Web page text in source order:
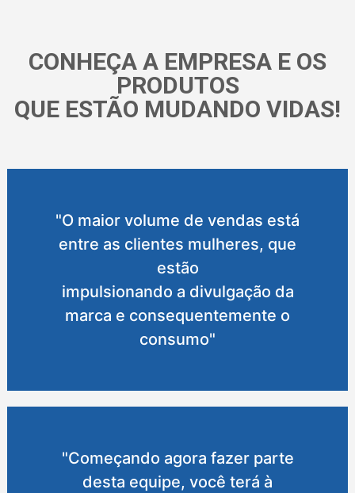
CONHEÇA A EMPRESA E OS
PRODUTOS
QUE ESTÃO MUDANDO VIDAS!
"O maior volume de vendas está
entre as clientes mulheres, que
estão
impulsionando a divulgação da
marca e consequentemente o
consumo"
"Começando agora fazer parte
desta equipe, você terá à